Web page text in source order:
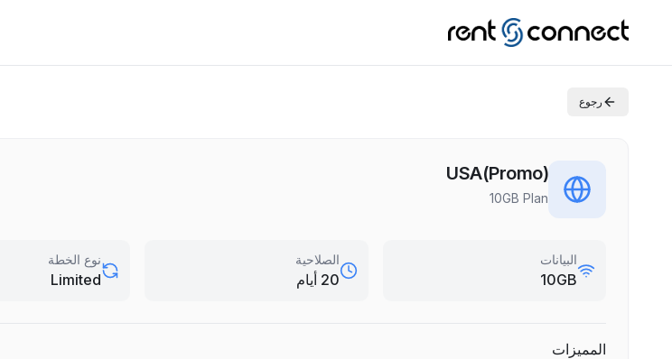
رجوع
USA(Promo)
10GB Plan
البيانات
10GB
الصلاحية
20 أيام
نوع الخطة
Limited
المميزات